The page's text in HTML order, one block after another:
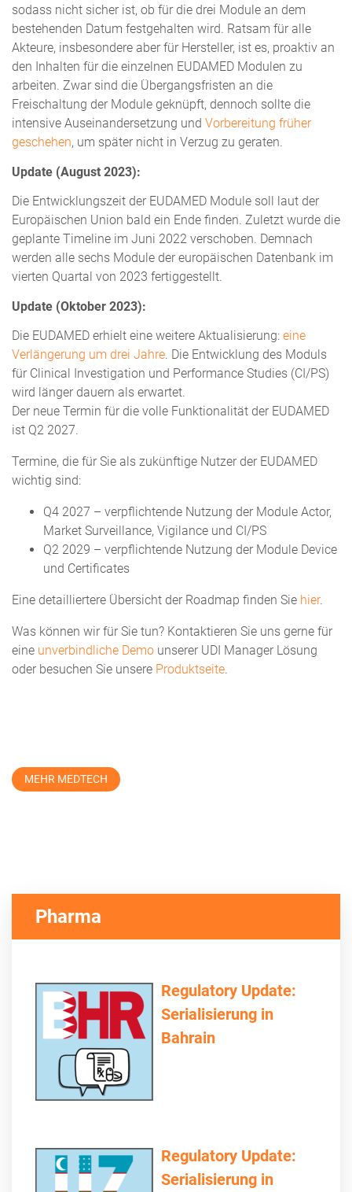
sodass nicht sicher ist, ob für die drei Module an dem
bestehenden Datum festgehalten wird. Ratsam für alle
Akteure, insbesondere aber für Hersteller, ist es, proaktiv an
den Inhalten für die einzelnen EUDAMED Modulen zu
arbeiten. Zwar sind die Übergangsfristen an die
Freischaltung der Module geknüpft, dennoch sollte die
intensive Auseinandersetzung und Vorbereitung früher
geschehen, um später nicht in Verzug zu geraten.
Update (August 2023):
Die Entwicklungszeit der EUDAMED Module soll laut der
Europäischen Union bald ein Ende finden. Zuletzt wurde die
geplante Timeline im Juni 2022 verschoben. Demnach
werden alle sechs Module der europäischen Datenbank im
vierten Quartal von 2023 fertiggestellt.
Update (Oktober 2023):
Die EUDAMED erhielt eine weitere Aktualisierung: eine
Verlängerung um drei Jahre. Die Entwicklung des Moduls
für Clinical Investigation und Performance Studies (CI/PS)
wird länger dauern als erwartet.
Der neue Termin für die volle Funktionalität der EUDAMED
ist Q2 2027.
Termine, die für Sie als zukünftige Nutzer der EUDAMED
wichtig sind:
Q4 2027 – verpflichtende Nutzung der Module Actor,
Market Surveillance, Vigilance und CI/PS
Q2 2029 – verpflichtende Nutzung der Module Device
und Certificates
Eine detailliertere Übersicht der Roadmap finden Sie hier.
Was können wir für Sie tun? Kontaktieren Sie uns gerne für
eine unverbindliche Demo unserer UDI Manager Lösung
oder besuchen Sie unsere Produktseite.
MEHR MEDTECH
Pharma
Regulatory Update:
Serialisierung in
Bahrain
Regulatory Update:
Serialisierung in